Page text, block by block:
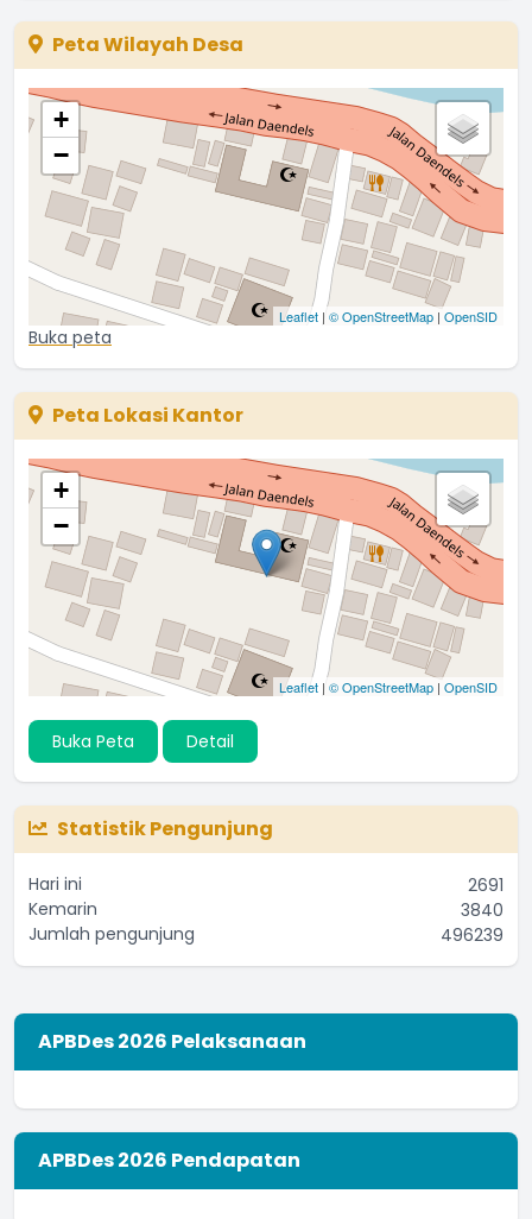
Peta Wilayah Desa
+
−
Leaflet | © OpenStreetMap | OpenSID
Buka peta
Peta Lokasi Kantor
+
−
Leaflet | © OpenStreetMap | OpenSID
Buka Peta Detail
Statistik Pengunjung
Hari ini
2691
Kemarin
3840
Jumlah pengunjung
496239
APBDes 2026 Pelaksanaan
APBDes 2026 Pendapatan